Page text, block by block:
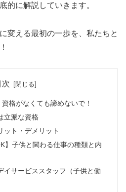
的に解説していきます。
変える最初の一歩を、私たちと
次
資格がなくても諦めないで！
立派な資格
ット・デメリット
】子供と関わる仕事の種類と内
イサービススタッフ（子供と働